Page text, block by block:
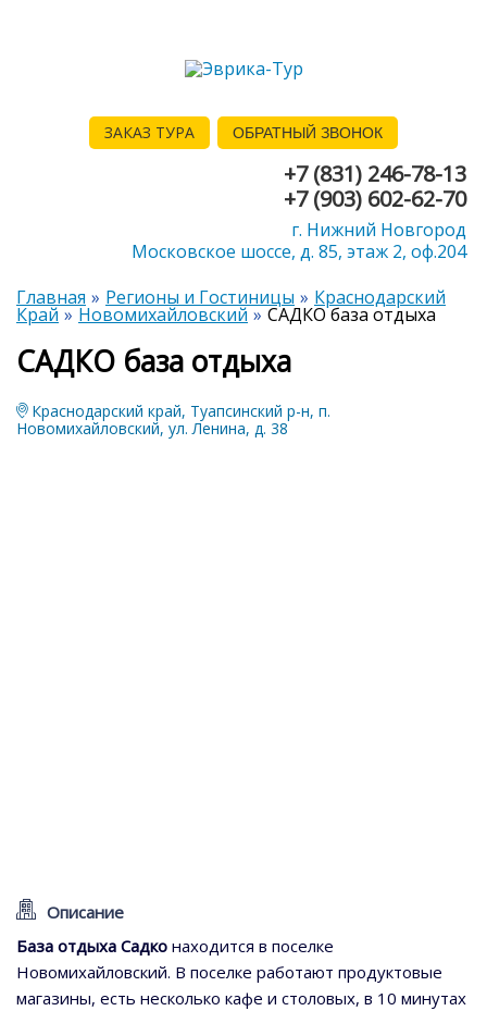
ЗАКАЗ ТУРА ОБРАТНЫЙ ЗВОНОК
+7 (831) 246-78-13
+7 (903) 602-62-70
г. Нижний Новгород
Московское шоссе, д. 85, этаж 2, оф.204
Главная
Регионы и Гостиницы Краснодарский
Край Новомихайловский САДКО база отдыха
САДКО база отдыха
Краснодарский край, Туапсинский р-н, п.
Новомихайловский, ул. Ленина, д. 38
Описание
База отдыха Садко находится в поселке
Новомихайловский. В поселке работают продуктовые
магазины, есть несколько кафе и столовых, в 10 минутах